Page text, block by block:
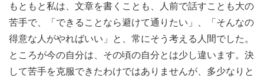
もともと私は、文章を書くことも、人前で話すことも大の
苦手で、「できることなら避けて通りたい」、「そんなの
得意な人がやればいい」と、常にそう考える人間でした。
ところが今の自分は、その頃の自分とは少し違います。決
して苦手を克服できたわけではありませんが、多少なりと